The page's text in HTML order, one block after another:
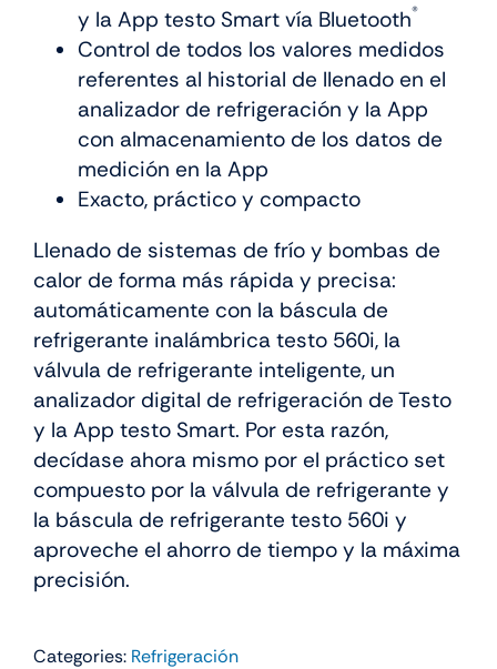
y la App testo Smart vía Bluetooth®
Control de todos los valores medidos
referentes al historial de llenado en el
analizador de refrigeración y la App
con almacenamiento de los datos de
medición en la App
Exacto, práctico y compacto
Llenado de sistemas de frío y bombas de
calor de forma más rápida y precisa:
automáticamente con la báscula de
refrigerante inalámbrica testo 560i, la
válvula de refrigerante inteligente, un
analizador digital de refrigeración de Testo
y la App testo Smart. Por esta razón,
decídase ahora mismo por el práctico set
compuesto por la válvula de refrigerante y
la báscula de refrigerante testo 560i y
aproveche el ahorro de tiempo y la máxima
precisión.
Categories: Refrigeración